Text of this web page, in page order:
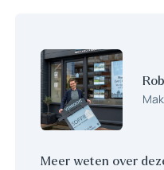
bereikbaar.
1e verdieping:
Overloop welke toegang
badkamer en de trap naar
in 2021 gerenoveerd en
wastafelmeubel en toilet.
Meer weten over